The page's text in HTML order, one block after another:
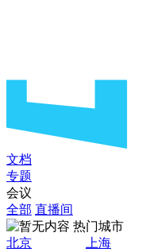
文档
专题
会议
全部 直播间
热门城市
北京
上海